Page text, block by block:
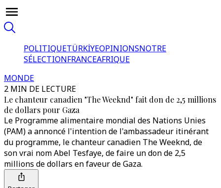
POLITIQUETÜRKİYEOPINIONSNOTRE
SÉLECTIONFRANCEAFRIQUE
MONDE
2 MIN DE LECTURE
Le chanteur canadien "The Weeknd" fait don de 2,5 millions
de dollars pour Gaza
Le Programme alimentaire mondial des Nations Unies
(PAM) a annoncé l'intention de l'ambassadeur itinérant
du programme, le chanteur canadien The Weeknd, de
son vrai nom Abel Tesfaye, de faire un don de 2,5
millions de dollars en faveur de Gaza.